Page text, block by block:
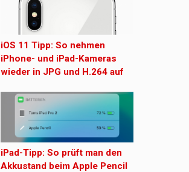
iOS 11 Tipp: So nehmen
iPhone- und iPad-Kameras
wieder in JPG und H.264 auf
iPad-Tipp: So prüft man den
Akkustand beim Apple Pencil